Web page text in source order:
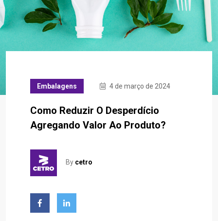
Embalagens 4 de março de 2024
Como Reduzir O Desperdício
Agregando Valor Ao Produto?
By cetro